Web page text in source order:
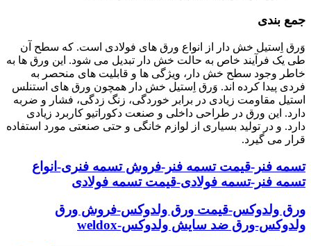
جمع بندی
وَرق اِستیل خش دار از انواع ورق های فولادی است. که سطح آن
طی یک فرآیند خاص به حالت خش دار تبدیل می شود. این ورق ها به
خاطر وجود سطح خش دار، ویژگی ها و قابلیت های منحصر به
فردی پیدا کرده اند. وَرق اِستیل خش دار همچون ورق های استنلس
استیل مقاومت زیادی در برابر خوردگی، زنگ زدگی، فشار و ضربه
دارد. این ورق در طراحی داخلی و صنعت دکوراتیو کاربرد زیادی
دارد. و در تولید بسیاری از لوازم خانگی و حتی صنعتی مورد استفاده
قرار می گیرد.
تسمه فنر-قیمت تسمه فنر-فروش تسمه فنری-انواع
تسمه فنر-تسمه فولادی-قیمت تسمه فولادی
ورق ولدوکس-قیمت ورق ولدوکس-فروش ورق
ولدوکس-ورق ضد سایش ولدوکس-weldox